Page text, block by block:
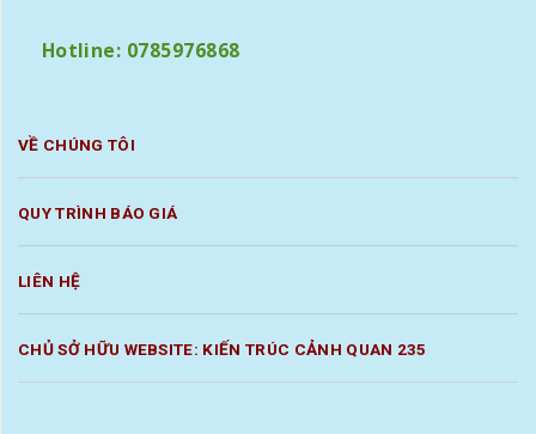
Hotline: 0785976868
VỀ CHÚNG TÔI
QUY TRÌNH BÁO GIÁ
LIÊN HỆ
CHỦ SỞ HỮU WEBSITE: KIẾN TRÚC CẢNH QUAN 235